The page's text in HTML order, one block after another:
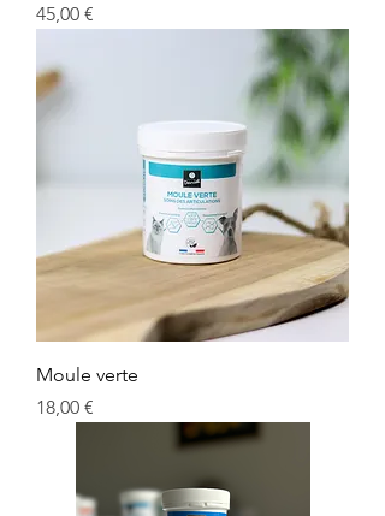
Prix
45,00 €
Moule verte
Prix
18,00 €